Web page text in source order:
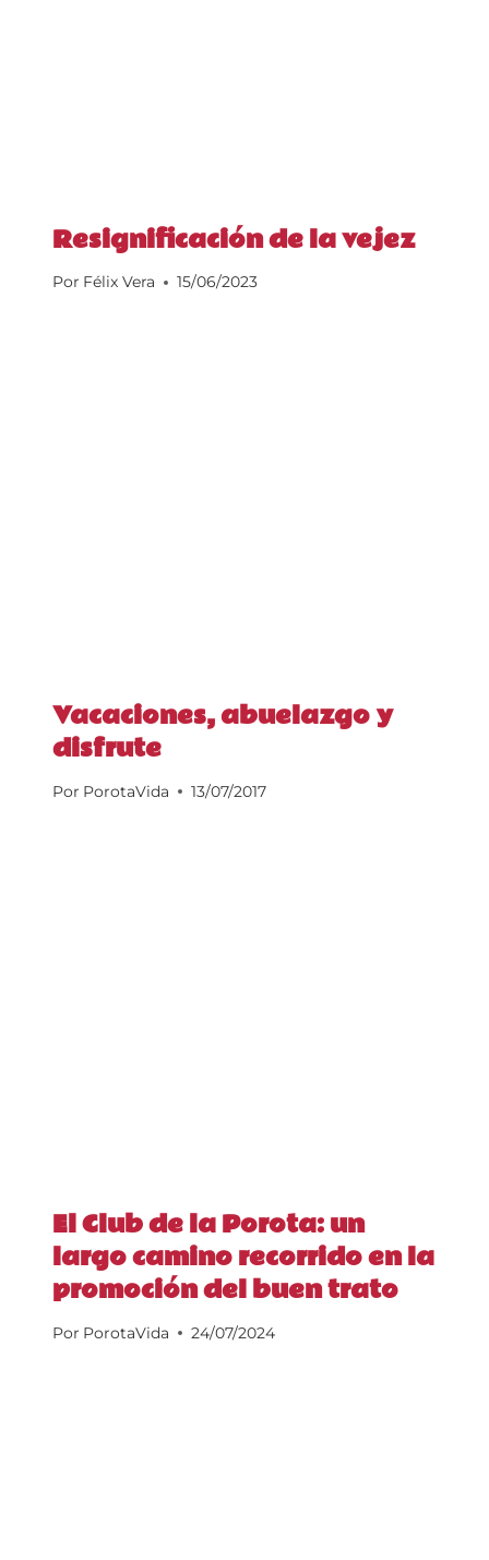
Resignificación de la vejez
Por Félix Vera 15/06/2023
Vacaciones, abuelazgo y
disfrute
Por PorotaVida 13/07/2017
El Club de la Porota: un
largo camino recorrido en la
promoción del buen trato
Por PorotaVida 24/07/2024